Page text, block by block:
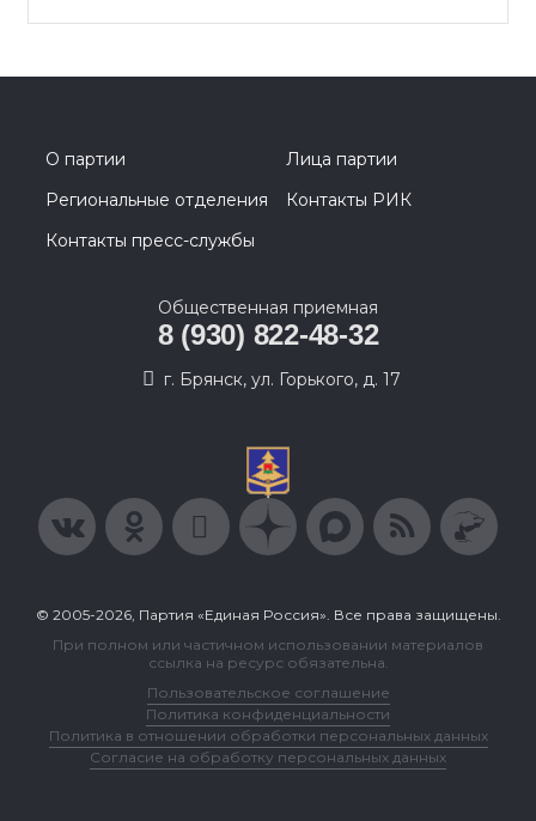
О партии
Лица партии
Региональные отделения
Контакты РИК
Контакты пресс-службы
Общественная приемная
8 (930) 822-48-32
г. Брянск, ул. Горького, д. 17
© 2005-2026, Партия «Единая Россия». Все права защищены.
При полном или частичном использовании материалов
ссылка на ресурс обязательна.
Пользовательское соглашение
Политика конфиденциальности
Политика в отношении обработки персональных данных
Согласие на обработку персональных данных